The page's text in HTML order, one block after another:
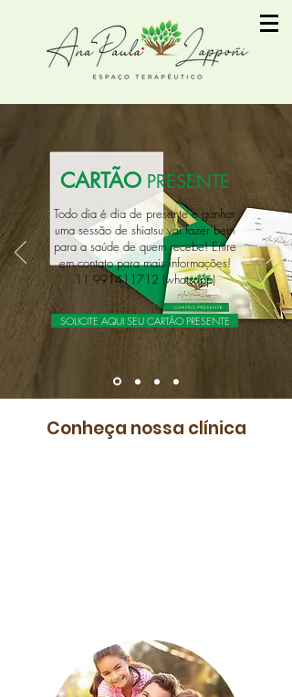
CARTÃO PRESENTE
Todo dia é dia de presente e ganhar
uma sessão de shiatsu vai fazer bem
para a saúde de quem recebe! Entre
em contato para mais informações!
11 991411712 (whatsapp)
SOLICITE AQUI SEU CARTÃO PRESENTE
Conheça nossa clínica